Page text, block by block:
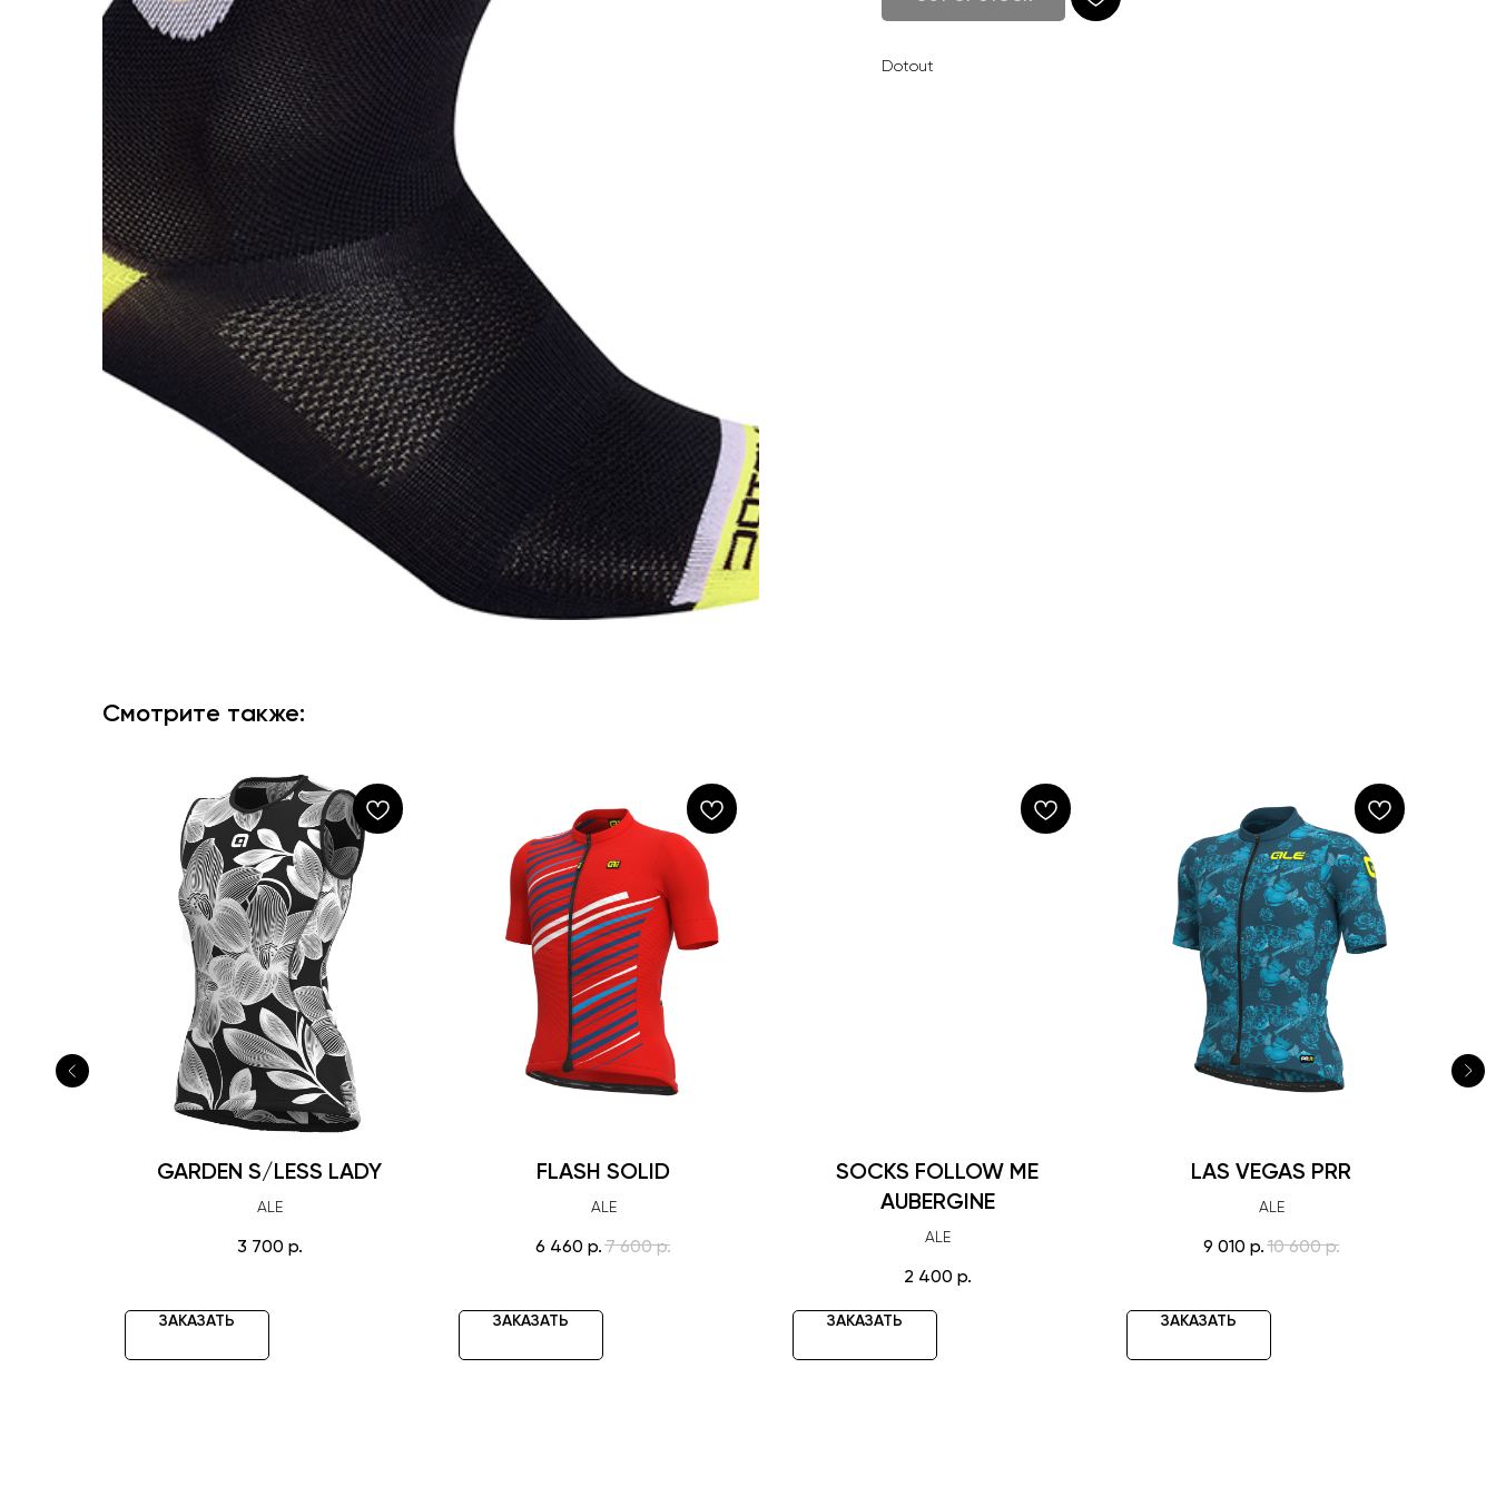
Dotout
Смотрите также:
GARDEN S/LESS LADY
ALE
3 700 р.
ЗАКАЗАТЬ
FLASH SOLID
ALE
6 460 р. 7 600 р.
ЗАКАЗАТЬ
SOCKS FOLLOW ME
AUBERGINE
ALE
2 400 р.
ЗАКАЗАТЬ
LAS VEGAS PRR
ALE
9 010 р.10 600 р.
ЗАКАЗАТЬ